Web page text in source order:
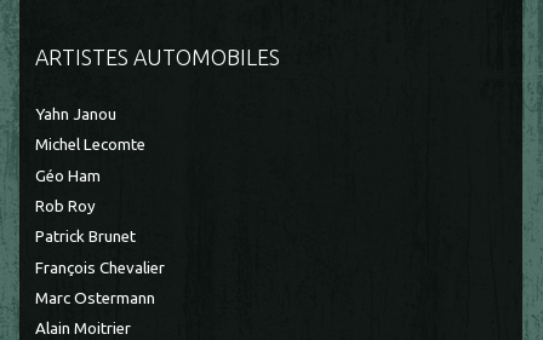
ARTISTES AUTOMOBILES
Yahn Janou
Michel Lecomte
Géo Ham
Rob Roy
Patrick Brunet
François Chevalier
Marc Ostermann
Alain Moitrier